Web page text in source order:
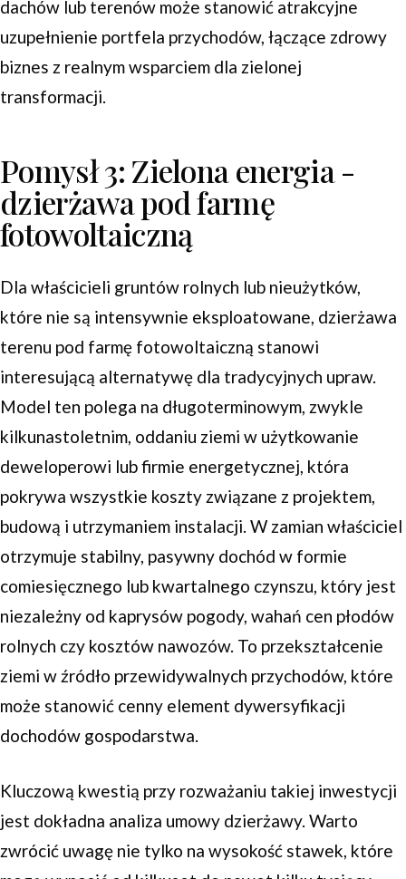
dachów lub terenów może stanowić atrakcyjne
uzupełnienie portfela przychodów, łączące zdrowy
biznes z realnym wsparciem dla zielonej
transformacji.
Pomysł 3: Zielona energia -
dzierżawa pod farmę
fotowoltaiczną
Dla właścicieli gruntów rolnych lub nieużytków,
które nie są intensywnie eksploatowane, dzierżawa
terenu pod farmę fotowoltaiczną stanowi
interesującą alternatywę dla tradycyjnych upraw.
Model ten polega na długoterminowym, zwykle
kilkunastoletnim, oddaniu ziemi w użytkowanie
deweloperowi lub firmie energetycznej, która
pokrywa wszystkie koszty związane z projektem,
budową i utrzymaniem instalacji. W zamian właściciel
otrzymuje stabilny, pasywny dochód w formie
comiesięcznego lub kwartalnego czynszu, który jest
niezależny od kaprysów pogody, wahań cen płodów
rolnych czy kosztów nawozów. To przekształcenie
ziemi w źródło przewidywalnych przychodów, które
może stanowić cenny element dywersyfikacji
dochodów gospodarstwa.
Kluczową kwestią przy rozważaniu takiej inwestycji
jest dokładna analiza umowy dzierżawy. Warto
zwrócić uwagę nie tylko na wysokość stawek, które